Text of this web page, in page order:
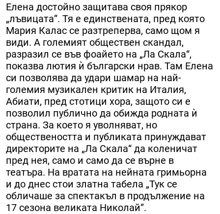
Елена достойно защитава своя прякор
„лъвицата”. Тя е единствената, пред която
Мария Калас се разтреперва, само щом я
види. А големият обществен скандал,
разразил се във фоайето на „Ла Скала“,
показва лютия ѝ български нрав. Там Елена
си позволява да удари шамар на най-
големия музикален критик на Италия,
Абиати, пред стотици хора, защото си е
позволил публично да обижда родната ѝ
страна. За което я уволняват, но
обществеността и публиката принуждават
директорите на „Ла Скала“ да коленичат
пред нея, само и само да се върне в
театъра. На вратата на нейната гримьорна
и до днес стои златна табела „Тук се
обличаше за спектакъл в продължение на
17 сезона великата Николай”.